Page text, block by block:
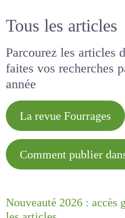
Tous les
Parcourez les articles
faites vos recherches
année
La revue Fourrages
Comment publier